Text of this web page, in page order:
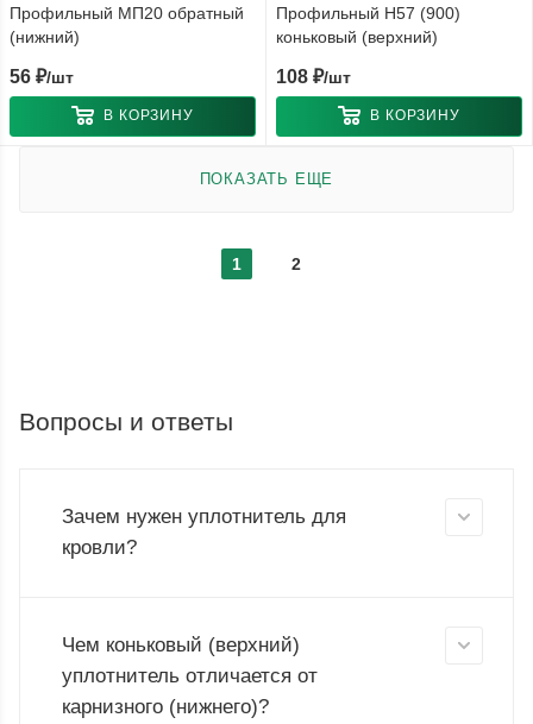
Профильный МП20 обратный
(нижний)
56 ₽/шт
В КОРЗИНУ
Профильный Н57 (900)
коньковый (верхний)
108 ₽/шт
В КОРЗИНУ
ПОКАЗАТЬ ЕЩЕ
1 2
Вопросы и ответы
Зачем нужен уплотнитель для
кровли?
Чем коньковый (верхний)
уплотнитель отличается от
карнизного (нижнего)?